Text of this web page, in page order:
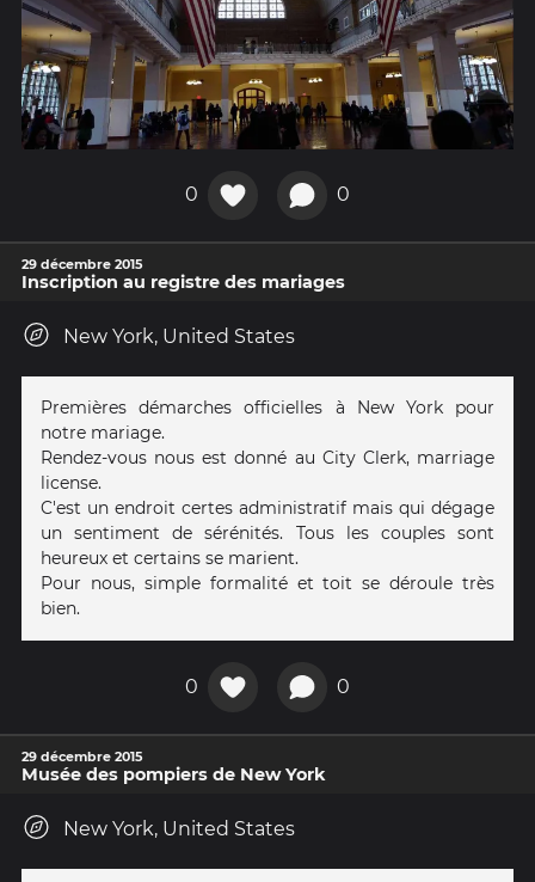
0 0
29 décembre 2015
Inscription au registre des mariages
New York, United States
Premières démarches officielles à New York pour
notre mariage.
Rendez-vous nous est donné au City Clerk, marriage
license.
C'est un endroit certes administratif mais qui dégage
un sentiment de sérénités. Tous les couples sont
heureux et certains se marient.
Pour nous, simple formalité et toit se déroule très
bien.
0 0
29 décembre 2015
Musée des pompiers de New York
New York, United States